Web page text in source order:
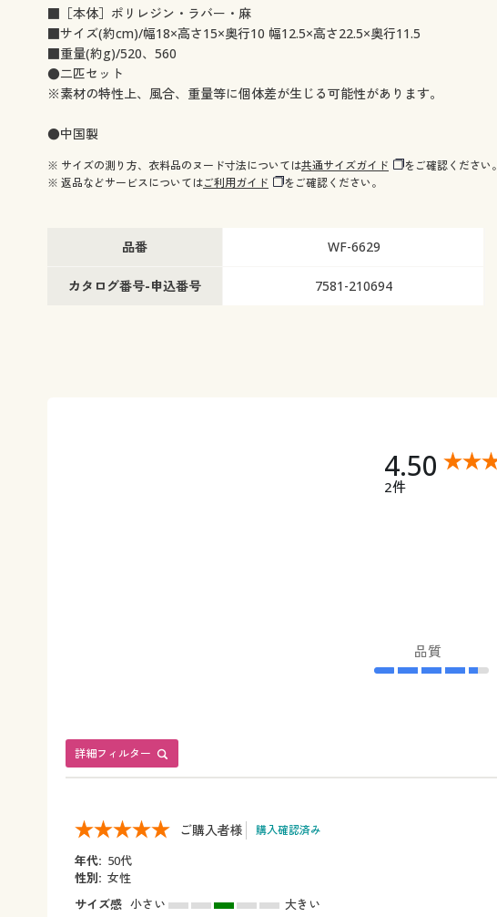
■［本体］ポリレジン・ラバー・麻
■サイズ(約cm)/幅18×高さ15×奥行10 幅12.5×高さ22.5×奥行11.5
■重量(約g)/520、560
●二匹セット
※素材の特性上、風合、重量等に個体差が生じる可能性があります。
●中国製
※ サイズの測り方、衣料品のヌード寸法については共通サイズガイド
をご確認ください。
※ 返品などサービスについてはご利用ガイド をご確認ください。
品番 WF-6629
カタログ番号-申込番号 7581-210694
4.50
2件
品質
詳細フィルター
ご購入者様 購入確認済み
年代: 50代
性別: 女性
サイズ感 小さい 大きい